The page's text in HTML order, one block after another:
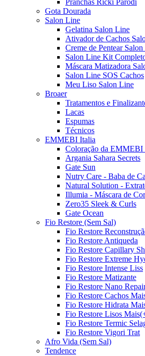
Pranchas Ricki Parodi
Gota Dourada
Salon Line
Gelatina Salon Line
Ativador de Cachos
Creme de Pentear
Salon Line Kit
Máscara Matizadora
Salon Line SOS Cachos
Meu Liso Salon Line
Broaer
Tratamentos e
Lacas
Espumas
Técnicos
EMMEBI Italia
Coloração da EMMEBI
Argania Sahara Secrets
Gate Sun
Nutry Care - Baba de
Natural Solution -
Illumia - Máscara de Cor
Zero35 Sleek & Curls
Gate Ocean
Fio Restore (Sem Sal)
Fio Restore
Fio Restore Antiqueda
Fio Restore Capillary
Fio Restore Extreme
Fio Restore Intense Liss
Fio Restore Matizante
Fio Restore Nano
Fio Restore Cachos
Fio Restore Hidrata
Fio Restore Lisos
Fio Restore Termic
Fio Restore Vigori Trat
Afro Vida (Sem Sal)
Tendence